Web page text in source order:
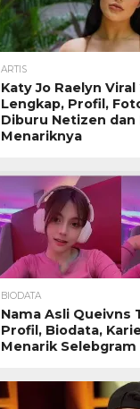
ARTIS
Katy Jo Raelyn
Lengkap, Profil,
Diburu Netizen dan
Menariknya
BIODATA
Nama Asli Queivns
Profil, Biodata,
Menarik Selebgram